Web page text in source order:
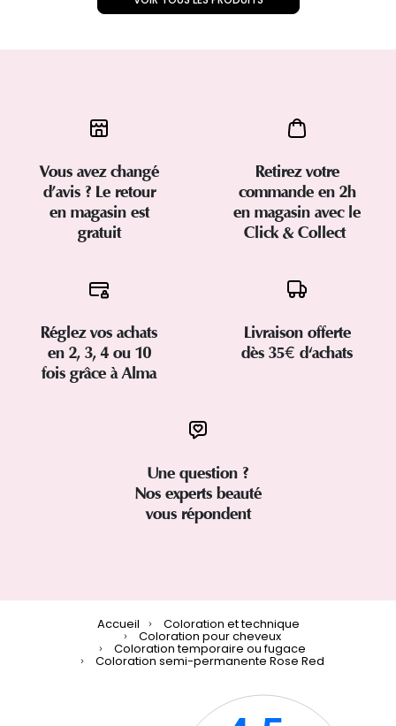
Vous avez changé
d’avis ? Le retour
en magasin est
gratuit
Retirez votre
commande en 2h
en magasin avec le
Click & Collect
Réglez vos achats
en 2, 3, 4 ou 10
fois grâce à Alma
Livraison offerte
dès 35€ d'achats
Une question ?
Nos experts beauté
vous répondent
Accueil Coloration et technique
Coloration pour cheveux
Coloration temporaire ou fugace
Coloration semi-permanente Rose Red